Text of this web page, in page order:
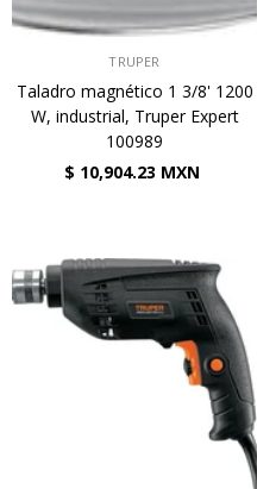
TRUPER
Taladro magnético 1 3/8' 1200
W, industrial, Truper Expert
100989
$ 10,904.23 MXN